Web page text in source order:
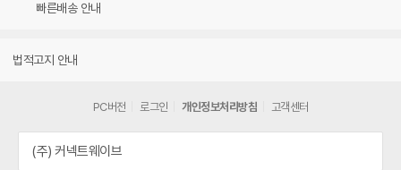
빠른배송 안내
법적고지 안내
PC버전 로그인 개인정보처리방침 고객센터
(주) 커넥트웨이브